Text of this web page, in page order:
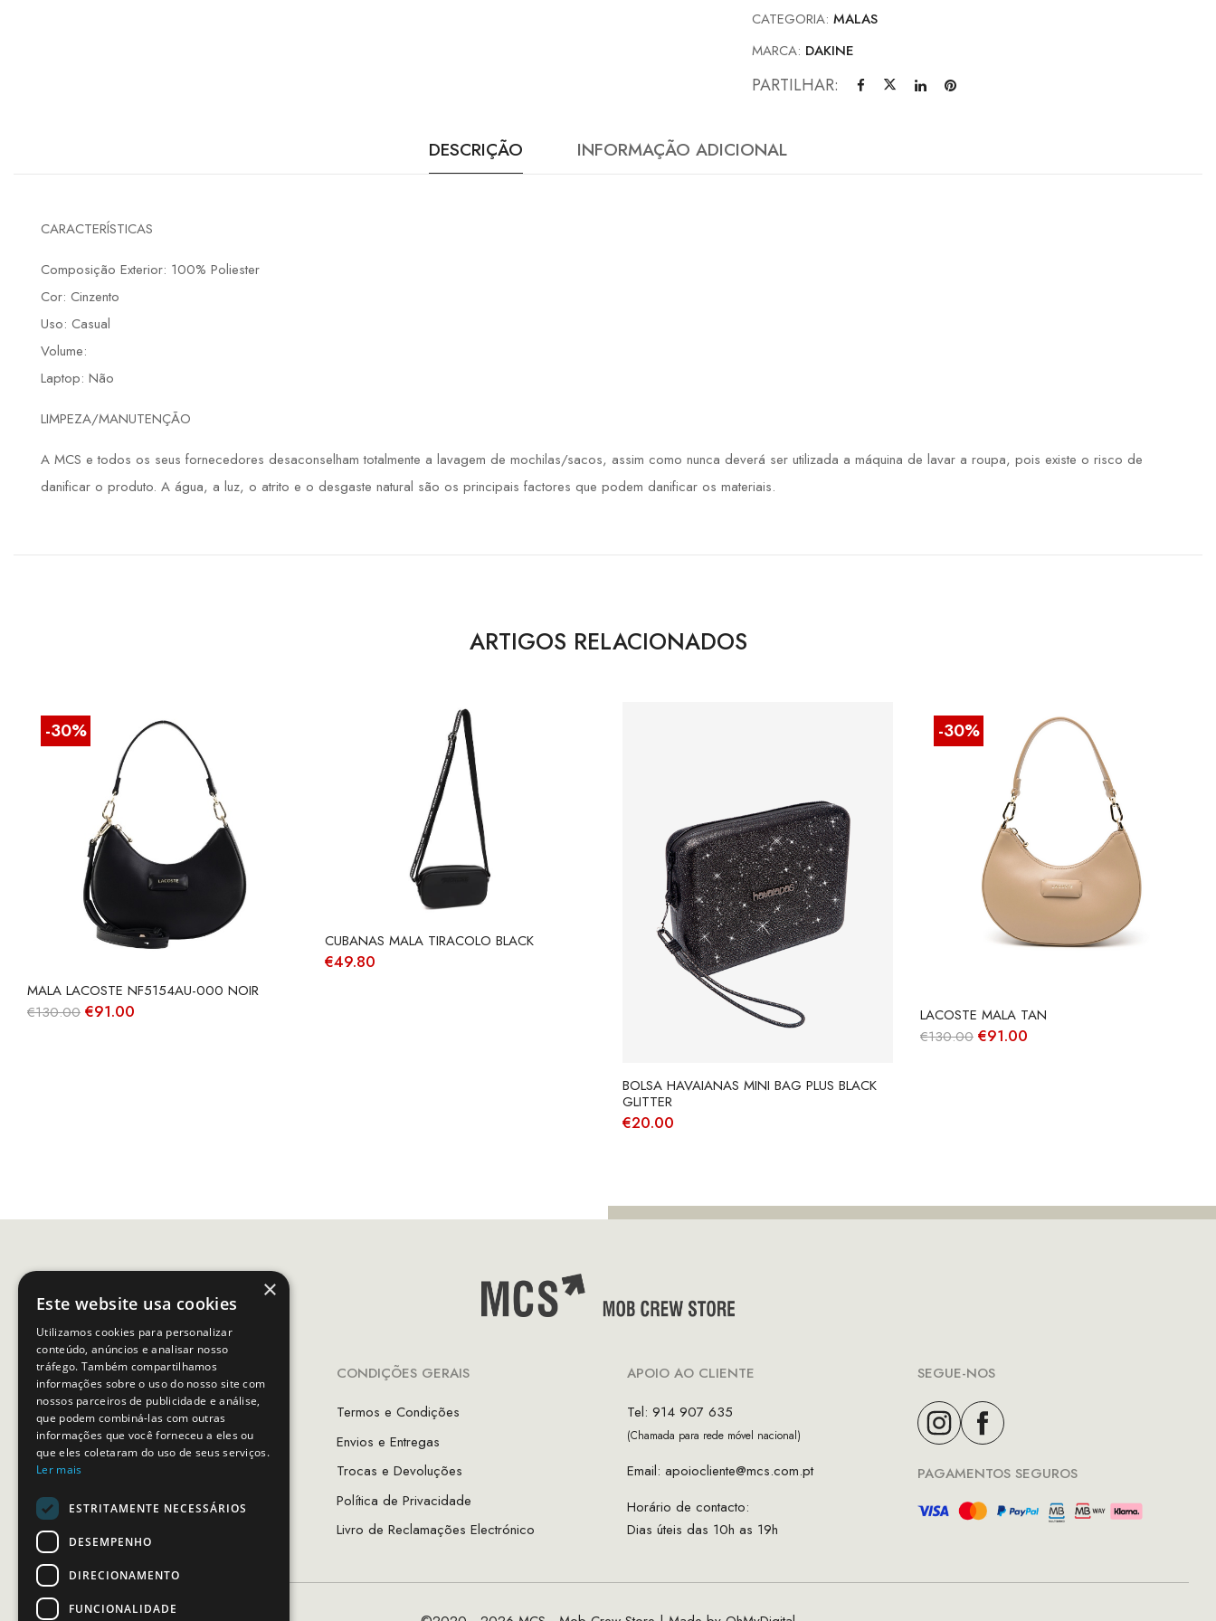
CATEGORIA:MALAS
MARCA: DAKINE
PARTILHAR:
DESCRIÇÃO INFORMAÇÃO ADICIONAL
CARACTERÍSTICAS
Composição Exterior: 100% Poliester
Cor: Cinzento
Uso: Casual
Volume:
Laptop: Não
LIMPEZA/MANUTENÇÃO
A MCS e todos os seus fornecedores desaconselham totalmente a lavagem de mochilas/sacos, assim como nunca deverá ser utilizada a máquina de lavar a roupa, pois existe o risco de
danificar o produto. A água, a luz, o atrito e o desgaste natural são os principais factores que podem danificar os materiais.
ARTIGOS RELACIONADOS
-30%
MALA LACOSTE NF5154AU-000 NOIR
€130.00 O
€91.00
CUBANAS MALA TIRACOLO BLACK
€49.80
BOLSA HAVAIANAS MINI BAG PLUS BLACK
GLITTER
€20.00
-30%
LACOSTE MALA TAN
€130.00 O
€91.00
INFORMAÇÕES
A Minha Conta
Favoritos
As Lojas MCS
Sobre Nós
Guia de Tamanhos
CONDIÇÕES GERAIS
Termos e Condições
Envios e Entregas
Trocas e Devoluções
Política de Privacidade
Livro de Reclamações Electrónico
APOIO AO CLIENTE
Tel: 914 907 635
(Chamada para rede móvel nacional)
Email: apoiocliente@mcs.com.pt
Horário de contacto:
Dias úteis das 10h as 19h
SEGUE-NOS
PAGAMENTOS SEGUROS
×
Este website usa cookies
Utilizamos cookies para personalizar
conteúdo, anúncios e analisar nosso
tráfego. Também compartilhamos
informações sobre o uso do nosso site com
nossos parceiros de publicidade e análise,
que podem combiná-las com outras
informações que você forneceu a eles ou
que eles coletaram do uso de seus serviços.
Ler mais
ESTRITAMENTE NECESSÁRIOS
DESEMPENHO
DIRECIONAMENTO
FUNCIONALIDADE